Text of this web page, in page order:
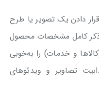
دادن یک تصویر یا طرح
ذکر کامل مشخصات محصول
و خدمات) را به‌خوبی
تصاویر و ویدئوهای